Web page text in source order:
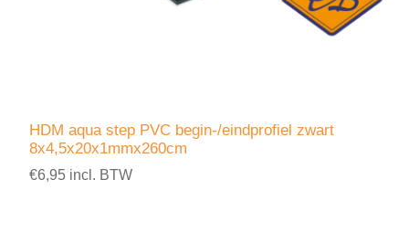
HDM aqua step PVC begin-/eindprofiel zwart
8x4,5x20x1mmx260cm
€6,95 incl. BTW